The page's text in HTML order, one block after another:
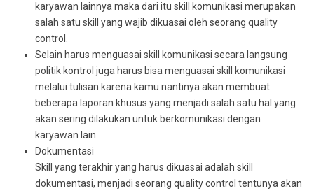
karyawan lainnya maka dari itu skill komunikasi merupakan
salah satu skill yang wajib dikuasai oleh seorang quality
control.
Selain harus menguasai skill komunikasi secara langsung
politik kontrol juga harus bisa menguasai skill komunikasi
melalui tulisan karena kamu nantinya akan membuat
beberapa laporan khusus yang menjadi salah satu hal yang
akan sering dilakukan untuk berkomunikasi dengan
karyawan lain.
Dokumentasi
Skill yang terakhir yang harus dikuasai adalah skill
dokumentasi, menjadi seorang quality control tentunya akan